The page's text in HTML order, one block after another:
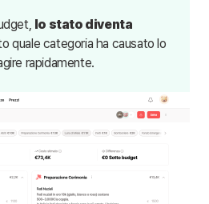
lo stato diventa
quale categoria ha causato lo
rapidamente.